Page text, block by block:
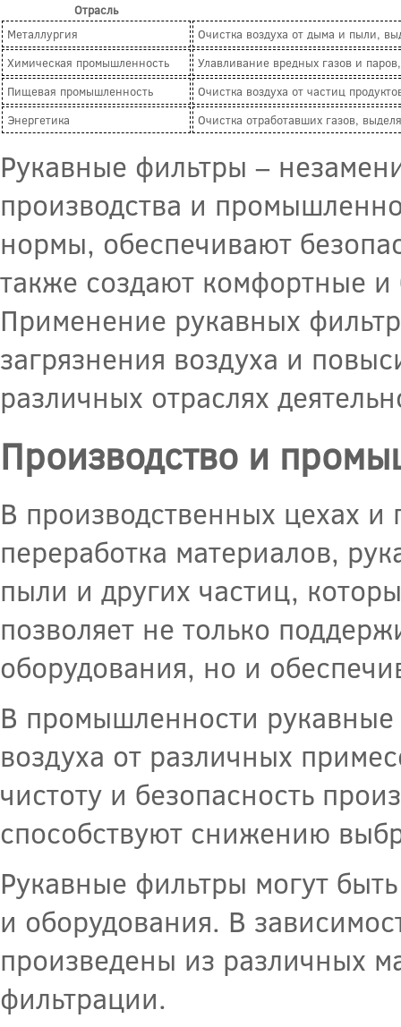
Отрасль
Металлургия
Очистка воздуха от дыма и пыли,
Химическая промышленность
Улавливание вредных газов и
Пищевая промышленность
Очистка воздуха от частиц
Энергетика
Очистка отработавших газов,
Рукавные фильтры –
производства и
нормы, обеспечивают
также создают комфортные и
Применение рукавных
загрязнения воздуха и
различных отраслях
Производство и
В производственных цехах и
переработка материалов,
пыли и других частиц,
позволяет не только
оборудования, но и
В промышленности рукавные
воздуха от различных
чистоту и безопасность
способствуют снижению
Рукавные фильтры могут
и оборудования. В
произведены из различных
фильтрации.